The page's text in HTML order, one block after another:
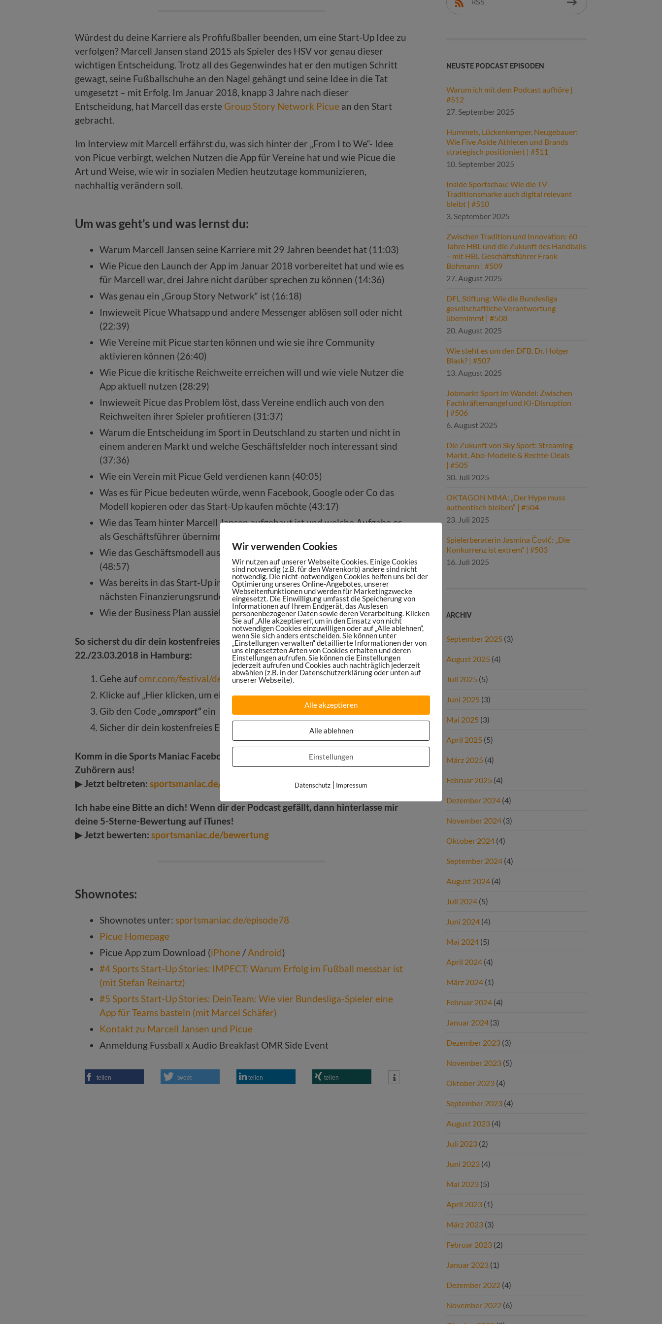
Würdest du deine Karriere als Profifußballer beenden, um eine Start-Up Idee zu
verfolgen? Marcell Jansen stand 2015 als Spieler des HSV vor genau dieser
wichtigen Entscheidung. Trotz all des Gegenwindes hat er den mutigen Schritt
gewagt, seine Fußballschuhe an den Nagel gehängt und seine Idee in die Tat
umgesetzt – mit Erfolg. Im Januar 2018, knapp 3 Jahre nach dieser
Entscheidung, hat Marcell das erste Group Story Network Picue an den Start
gebracht.
Im Interview mit Marcell erfährst du, was sich hinter der „From I to We“- Idee
von Picue verbirgt, welchen Nutzen die App für Vereine hat und wie Picue die
Art und Weise, wie wir in sozialen Medien heutzutage kommunizieren,
nachhaltig verändern soll.
Um was geht’s und was lernst du:
Warum Marcell Jansen seine Karriere mit 29 Jahren beendet hat (11:03)
Wie Picue den Launch der App im Januar 2018 vorbereitet hat und wie es
für Marcell war, drei Jahre nicht darüber sprechen zu können (14:36)
Was genau ein „Group Story Network“ ist (16:18)
Inwieweit Picue Whatsapp und andere Messenger ablösen soll oder nicht
(22:39)
Wie Vereine mit Picue starten können und wie sie ihre Community
aktivieren können (26:40)
Wie Picue die kritische Reichweite erreichen will und wie viele Nutzer die
App aktuell nutzen (28:29)
Inwieweit Picue das Problem löst, dass Vereine endlich auch von den
Reichweiten ihrer Spieler profitieren (31:37)
Warum die Entscheidung im Sport in Deutschland zu starten und nicht in
einem anderen Markt und welche Geschäftsfelder noch interessant sind
(37:36)
Wie ein Verein mit Picue Geld verdienen kann (40:05)
Was es für Picue bedeuten würde, wenn Facebook, Google oder Co das
Modell kopieren oder das Start-Up kaufen möchte (43:17)
Wie das Team hinter Marcell Jansen aufgebaut ist und welche Aufgabe er
als Geschäftsführer übernimmt (47:05)
Wie das Geschäftsmodell aussieht und wie Geld verdient werden soll
(48:57)
Was bereits in das Start-Up investiert wurde und worin das Geld aus der
nächsten Finanzierungsrunde im März investiert werden soll (51:12)
Wie der Business Plan aussieht und wo Picue 2020 steht (53:09)
So sicherst du dir dein kostenfreies Expo-Ticket für das OMR Festival am
22./23.03.2018 in Hamburg:
Gehe aufomr.com/festival/de/tickets
Klicke auf „Hier klicken, um einen Aktionscode einzugeben“
Gib den Code „omrsport“ein
Sicher dir dein kostenfreies Expo-Ticket
Komm in die Sports Maniac Facebook-Gruppe und tausche dich mit anderen
Zuhörern aus!
▶ Jetzt beitreten: sportsmaniac.de/community
Ich habe eine Bitte an dich! Wenn dir der Podcast gefällt, dann hinterlasse mir
deine 5-Sterne-Bewertung auf iTunes!
▶Jetzt bewerten: sportsmaniac.de/bewertung
Shownotes:
Shownotes unter: sportsmaniac.de/episode78
Picue Homepage
Picue App zum Download (iPhone /Android)
#4 Sports Start-Up Stories: IMPECT: Warum Erfolg im Fußball messbar ist
(mit Stefan Reinartz)
#5 Sports Start-Up Stories: DeinTeam: Wie vier Bundesliga-Spieler eine
App für Teams basteln (mit Marcel Schäfer)
Kontakt zu Marcell Jansen und Picue
Anmeldung Fussball x Audio Breakfast OMR Side Event
teilen tweet teilen teilen
RSS
NEUSTE PODCAST EPISODEN
Warum ich mit dem Podcast aufhöre |
#512
27. September 2025
Hummels, Lückenkemper, Neugebauer:
Wie Five Aside Athleten und Brands
strategisch positioniert | #511
10. September 2025
Inside Sportschau: Wie die TV-
Traditionsmarke auch digital relevant
bleibt | #510
3. September 2025
Zwischen Tradition und Innovation: 60
Jahre HBL und die Zukunft des Handballs
– mit HBL Geschäftsführer Frank
Bohmann | #509
27. August 2025
DFL Stiftung: Wie die Bundesliga
gesellschaftliche Verantwortung
übernimmt | #508
20. August 2025
Wie steht es um den DFB, Dr. Holger
Blask? | #507
13. August 2025
Jobmarkt Sport im Wandel: Zwischen
Fachkräftemangel und KI-Disruption
| #506
6. August 2025
Die Zukunft von Sky Sport: Streaming-
Markt, Abo-Modelle & Rechte-Deals
| #505
30. Juli 2025
OKTAGON MMA: „Der Hype muss
authentisch bleiben“ | #504
23. Juli 2025
Spielerberaterin Jasmina Čović: „Die
Konkurrenz ist extrem“ | #503
16. Juli 2025
ARCHIV
September 2025 (3)
August 2025 (4)
Juli 2025 (5)
Juni 2025 (3)
Mai 2025 (3)
April 2025 (5)
März 2025 (4)
Februar 2025 (4)
Dezember 2024 (4)
November 2024 (3)
Oktober 2024 (4)
September 2024 (4)
August 2024 (4)
Juli 2024 (5)
Juni 2024 (4)
Mai 2024 (5)
April 2024 (4)
März 2024 (1)
Februar 2024 (4)
Januar 2024 (3)
Dezember 2023 (3)
November 2023 (5)
Oktober 2023 (4)
September 2023 (4)
August 2023 (4)
Juli 2023 (2)
Juni 2023 (4)
Mai 2023 (5)
April 2023 (1)
März 2023 (3)
Februar 2023 (2)
Januar 2023 (1)
Dezember 2022 (4)
November 2022 (6)
Wir verwenden Cookies
Wir nutzen auf unserer Webseite Cookies. Einige Cookies
sind notwendig (z.B. für den Warenkorb) andere sind nicht
notwendig. Die nicht-notwendigen Cookies helfen uns bei der
Optimierung unseres Online-Angebotes, unserer
Webseitenfunktionen und werden für Marketingzwecke
eingesetzt. Die Einwilligung umfasst die Speicherung von
Informationen auf Ihrem Endgerät, das Auslesen
personenbezogener Daten sowie deren Verarbeitung. Klicken
Sie auf „Alle akzeptieren“, um in den Einsatz von nicht
notwendigen Cookies einzuwilligen oder auf „Alle ablehnen“,
wenn Sie sich anders entscheiden. Sie können unter
„Einstellungen verwalten“ detaillierte Informationen der von
uns eingesetzten Arten von Cookies erhalten und deren
Einstellungen aufrufen. Sie können die Einstellungen
jederzeit aufrufen und Cookies auch nachträglich jederzeit
abwählen (z.B. in der Datenschutzerklärung oder unten auf
unserer Webseite).
Alle akzeptieren
Alle ablehnen
Einstellungen
Datenschutz | Impressum